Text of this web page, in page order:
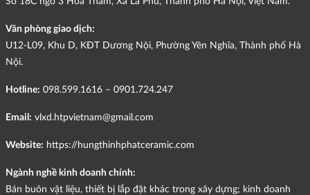
Văn phòng giao dịch:
U12-L09, Khu D, KĐT Dương Nội, Phường Yên Nghĩa, Thành phố Hà
Nội.
Hotline: 098.599.1616 – 0901.724.247
Email: vlxd.htpvietnam@gmail.com
Website: https://hungthinhphatceramic.com
Ngành nghề kinh doanh chính:
Bán buôn vật liệu, thiết bị lắp đặt khác trong xây dựng; kinh doanh